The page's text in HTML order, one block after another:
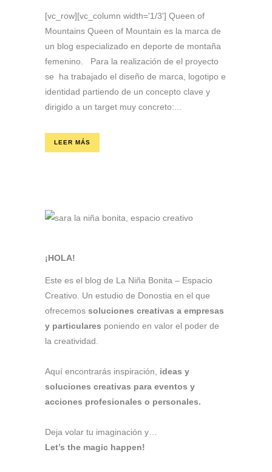
[vc_row][vc_column width='1/3'] Queen of
Mountains Queen of Mountain es la marca de
un blog especializado en deporte de montaña
femenino. Para la realización de el proyecto
se ha trabajado el diseño de marca, logotipo e
identidad partiendo de un concepto clave y
dirigido a un target muy concreto:...
LEER MÁS
¡HOLA!
Este es el blog de La Niña Bonita – Espacio
Creativo. Un estudio de Donostia en el que
ofrecemos soluciones creativas a empresas
y particulares poniendo en valor el poder de
la creatividad.
Aquí encontrarás inspiración,
ideas y
soluciones creativas para eventos y
acciones profesionales o personales.
Deja volar tu imaginación y…
Let’s the magic happen!